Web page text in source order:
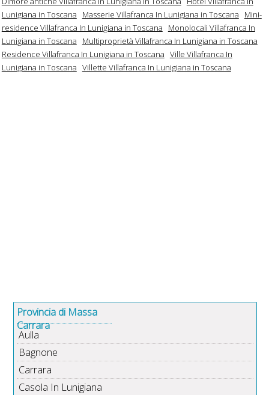
Lunigiana in Toscana
Masserie Villafranca In Lunigiana in Toscana
Mini-
residence Villafranca In Lunigiana in Toscana
Monolocali Villafranca In
Lunigiana in Toscana
Multiproprietà Villafranca In Lunigiana in Toscana
Residence Villafranca In Lunigiana in Toscana Ville Villafranca In
Lunigiana in Toscana Villette Villafranca In Lunigiana in Toscana
Provincia di Massa
Carrara
Aulla
Bagnone
Carrara
Casola In Lunigiana